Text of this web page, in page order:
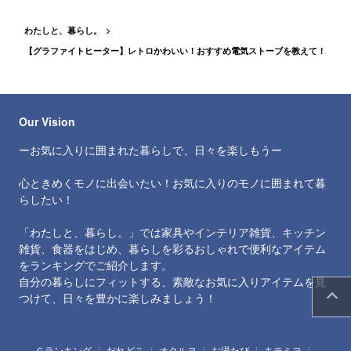
わたしと、暮らし。
【グラファイトヒーター】レトロかわいい！おすすめ電気ストーブを教えて！
Our Vision
ーお気に入りに囲まれた暮らしで、日々を楽しもうー
心ときめくモノに出会いたい！お気に入りのモノに囲まれて暮
らしたい！
「わたしと、暮らし。」では家具やインテリア雑貨、キッチン
雑貨、食器をはじめ、暮らしを彩るおしゃれで便利なアイテム
をランキングでご紹介します。
自分の暮らしにフィットする、素敵なお気に入りアイテムを見
つけて、日々を豊かに楽しみましょう！